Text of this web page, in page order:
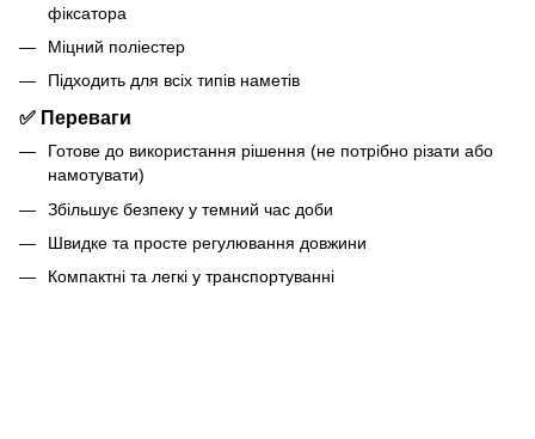
фіксатора
Міцний поліестер
Підходить для всіх типів наметів
✅ Переваги
Готове до використання рішення (не потрібно різати або
намотувати)
Збільшує безпеку у темний час доби
Швидке та просте регулювання довжини
Компактні та легкі у транспортуванні